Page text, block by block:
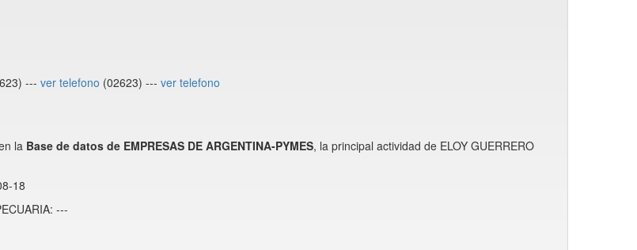
--- ver telefono (02623) --- ver telefono
la Base de datos de EMPRESAS DE ARGENTINA-PYMES, la principal actividad de ELOY GUERRERO
18
---